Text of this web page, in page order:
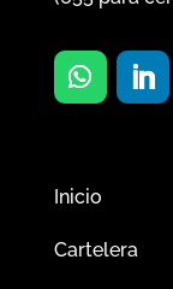
Inicio
Cartelera